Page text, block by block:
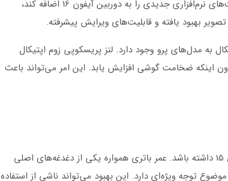
قابلیت‌های نرم‌افزاری پیشرفته‌تر: اپل می‌تواند قابلیت‌های نرم‌افزاری جدیدی را به دوربین آیفون 16 اضافه کند،
بهبود یافته و قابلیت‌های ویرایش پیشرفته.
به مدل‌های پرو وجود دارد. لنز پریسکوپی زوم اپتیکال
اینکه ضخامت گوشی افزایش یابد. این امر می‌تواند باعث
امیدواریم که آیفون 16 عمر باتری بهتری نسبت به آیفون 15 داشته باشد. عمر باتری همواره یکی از دغدغه‌های اصلی
توجه ویژه‌ای دارد. این بهبود می‌تواند ناشی از استفاده